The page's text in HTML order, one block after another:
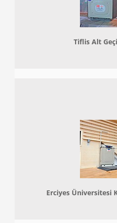
Tiflis Alt
Erciyes Üniversitesi